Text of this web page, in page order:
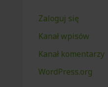
Zaloguj się
Kanał wpisów
Kanał komentarzy
WordPress.org